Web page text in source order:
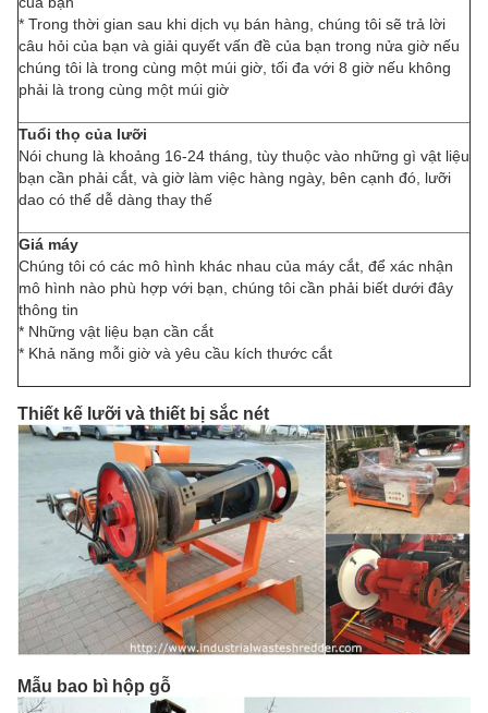
* Trong thời gian sau khi dịch vụ bán hàng, chúng tôi sẽ trả lời
câu hỏi của bạn và giải quyết vấn đề của bạn trong nửa giờ nếu
chúng tôi là trong cùng một múi giờ, tối đa với 8 giờ nếu không
phải là trong cùng một múi giờ
Tuổi thọ của lưỡi
Nói chung là khoảng 16-24 tháng, tùy thuộc vào những gì vật liệu
bạn cần phải cắt, và giờ làm việc hàng ngày, bên cạnh đó, lưỡi
dao có thể dễ dàng thay thế
Giá máy
Chúng tôi có các mô hình khác nhau của máy cắt, để xác nhận
mô hình nào phù hợp với bạn, chúng tôi cần phải biết dưới đây
thông tin
* Những vật liệu bạn cần cắt
* Khả năng mỗi giờ và yêu cầu kích thước cắt
Thiết kế lưỡi và thiết bị sắc nét
Mẫu bao bì hộp gỗ